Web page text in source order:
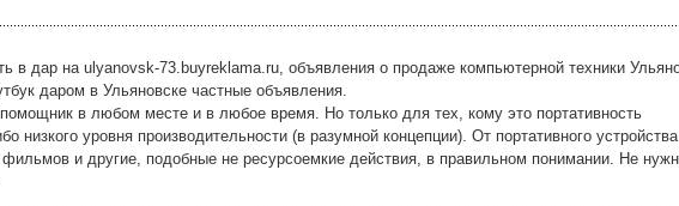
в дар на ulyanovsk-73.buyreklama.ru, объявления о продаже компьютерной техники
даром в Ульяновске частные объявления.
в любом месте и в любое время. Но только для тех, кому это портативность
уровня производительности (в разумной концепции). От портативного устройства
и другие, подобные не ресурсоемкие действия, в правильном понимании. Не